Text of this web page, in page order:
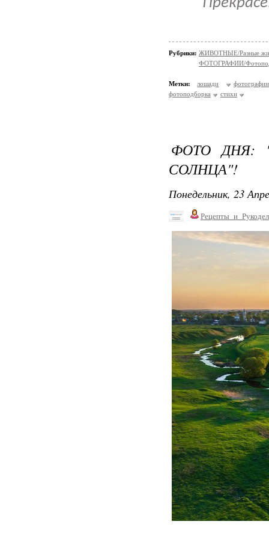
Рубрики: ЖИВОТНЫЕ/Разные
ФОТОГРАФИИ/
Метки: лошади
фотографии
фотоподборка
стихи
ФОТО ДНЯ:
СОЛНЦА"!
Понедельник, 23